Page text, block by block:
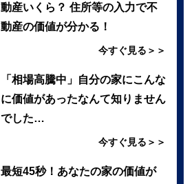
動産いくら？ 住所等の入力で不
動産の価値が分かる！
今すぐ見る＞＞
「相場高騰中」自分の家にこんな
に価値があったなんて知りません
でした…
今すぐ見る＞＞
最短45秒！あなたの家の価値が